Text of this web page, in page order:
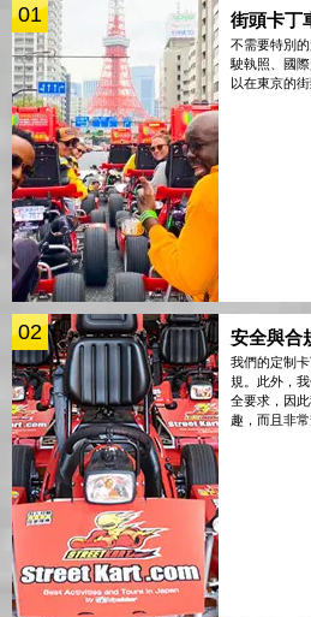
01 街頭卡丁
不需要特別
駛執照、國
以在東京的
02 安全與合
我們的定制
規。此外，
全要求，因
趣，而且非常